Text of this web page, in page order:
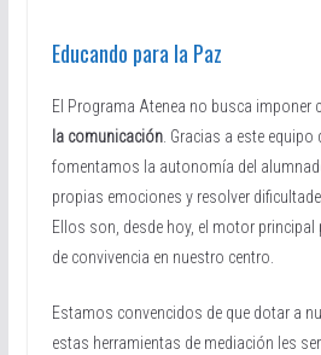
Educando para la Paz
El Programa Atenea no busca imponer
la comunicación. Gracias a este equipo
fomentamos la autonomía del
propias emociones y resolver
Ellos son, desde hoy, el motor principal
de convivencia en nuestro centro.
Estamos convencidos de que dotar a
estas herramientas de mediación les